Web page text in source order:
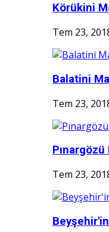
Körükini
Tem 23,
Balatini
Tem 23,
Pınargözü
Tem 23,